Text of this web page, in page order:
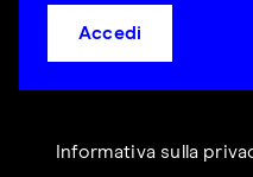
Accedi
Informativa sulla